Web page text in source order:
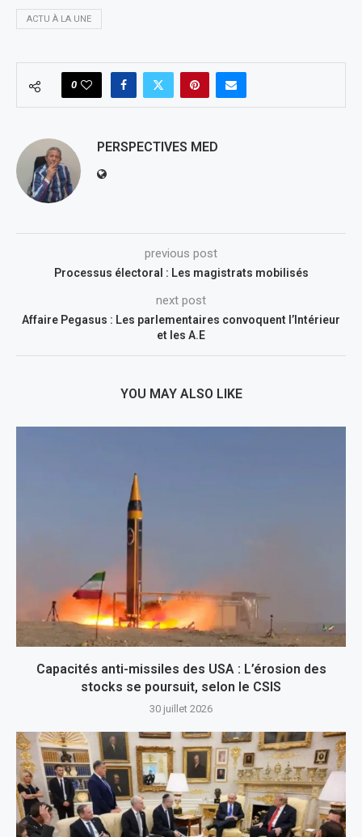
ACTU À LA UNE
0
PERSPECTIVES MED
previous post
Processus électoral : Les magistrats mobilisés
next post
Affaire Pegasus : Les parlementaires convoquent l’Intérieur
et les A.E
YOU MAY ALSO LIKE
Capacités anti-missiles des USA : L’érosion des
stocks se poursuit, selon le CSIS
30 juillet 2026